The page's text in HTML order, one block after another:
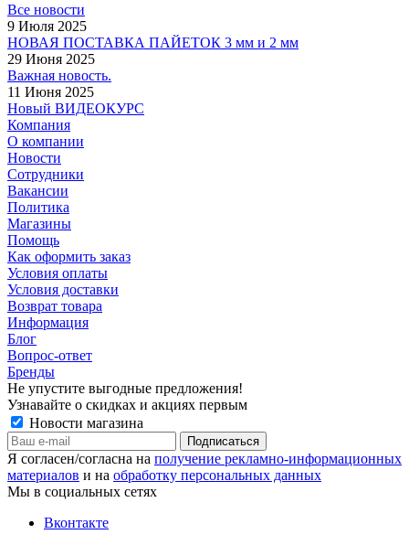
Все новости
9 Июля 2025
НОВАЯ ПОСТАВКА ПАЙЕТОК 3 мм и 2 мм
29 Июня 2025
Важная новость.
11 Июня 2025
Новый ВИДЕОКУРС
Компания
О компании
Новости
Сотрудники
Вакансии
Политика
Магазины
Помощь
Как оформить заказ
Условия оплаты
Условия доставки
Возврат товара
Информация
Блог
Вопрос-ответ
Бренды
Не упустите выгодные предложения!
Узнавайте о скидках и акциях первым
Новости магазина
Я согласен/согласна на получение рекламно-информационных
материалов и на обработку персональных данных
Мы в социальных сетях
Вконтакте